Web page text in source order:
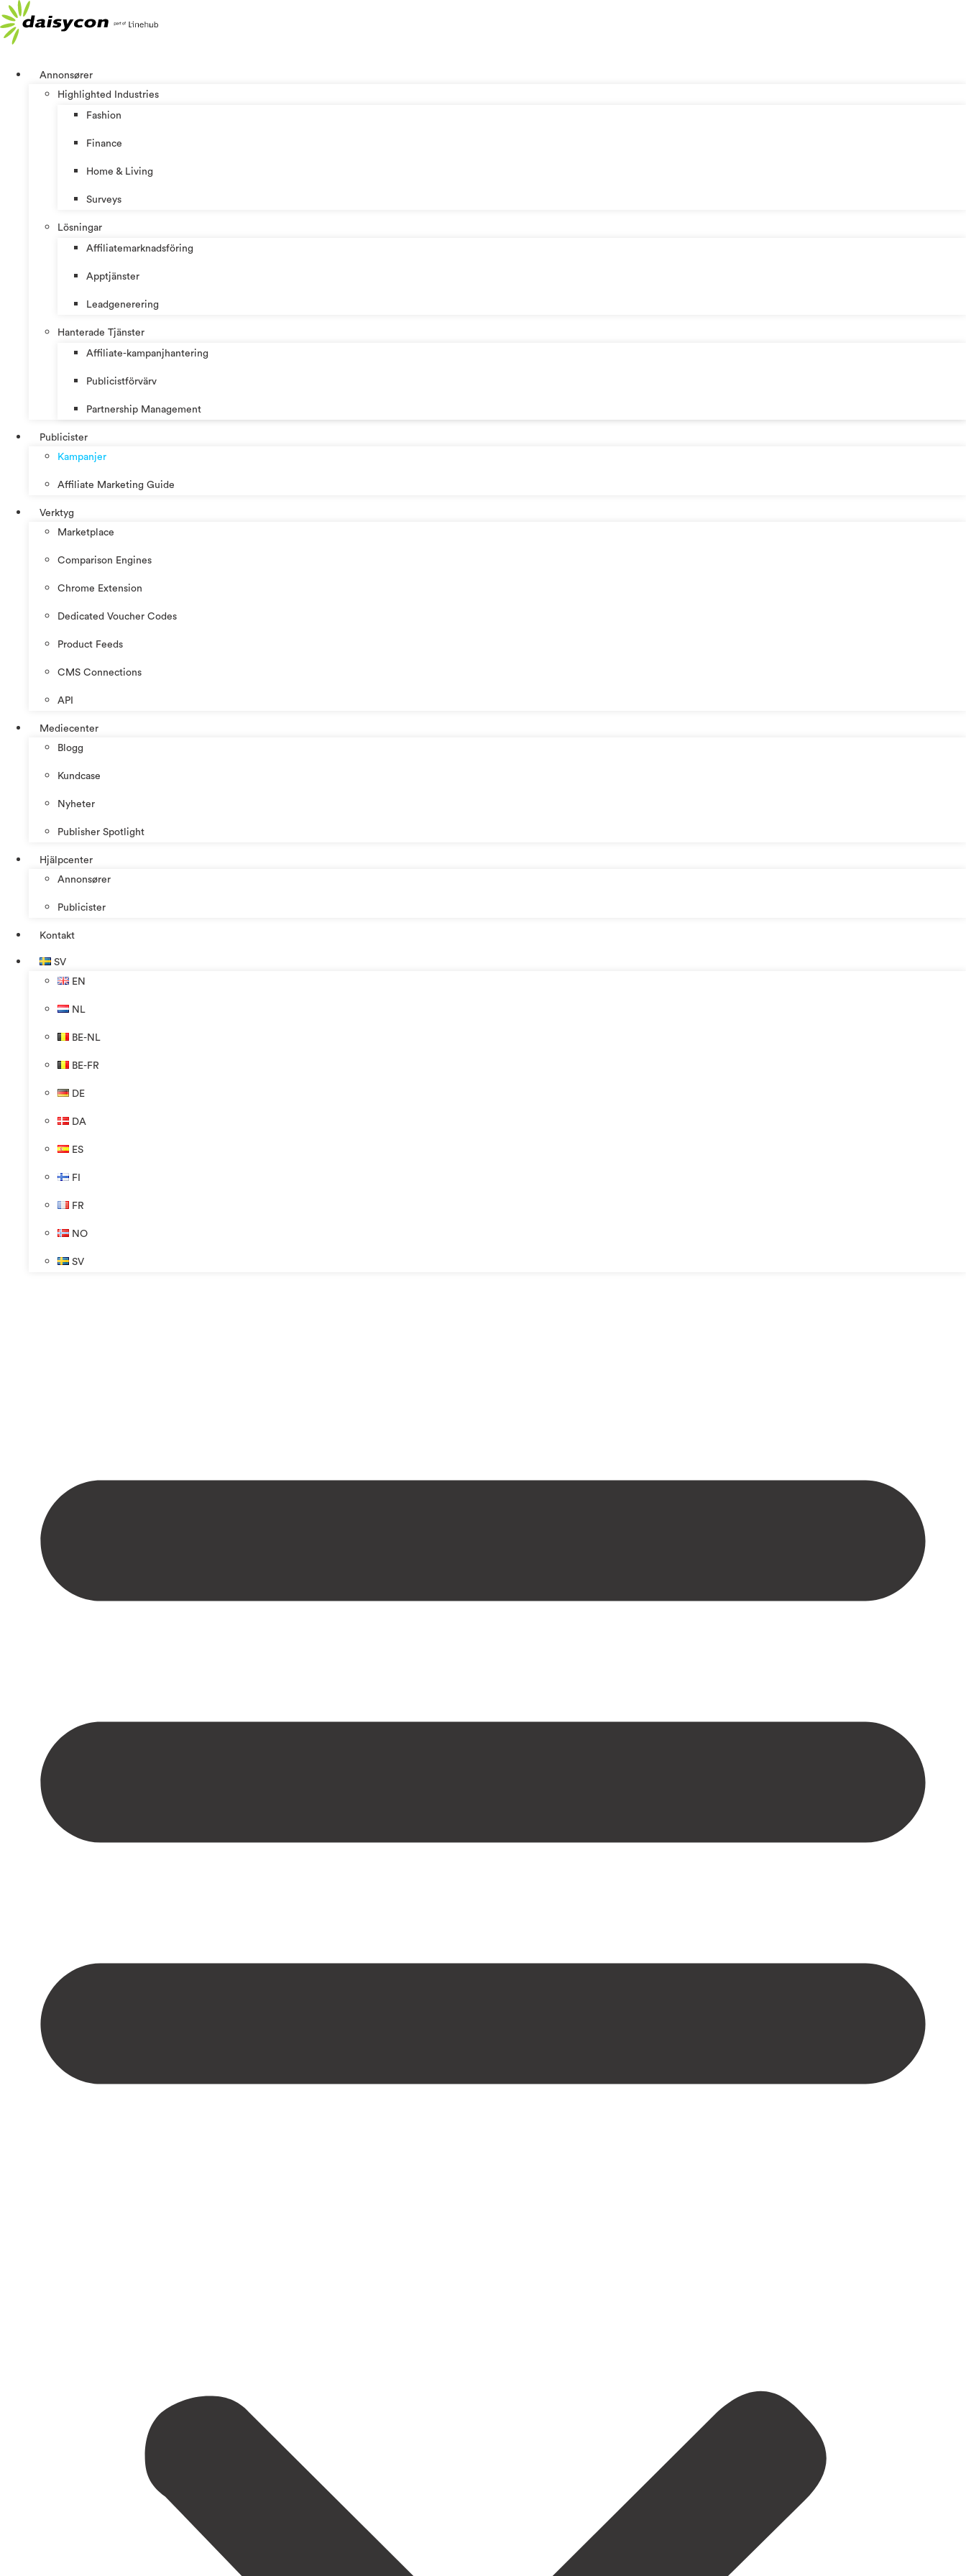
Hoppa
till
innehåll
Annonsører
Highlighted Industries
Fashion
Finance
Home & Living
Surveys
Lösningar
Affiliatemarknadsföring
Apptjänster
Leadgenerering
Hanterade Tjänster
Affiliate-kampanjhantering
Publicistförvärv
Partnership Management
Publicister
Kampanjer
Affiliate Marketing Guide
Verktyg
Marketplace
Comparison Engines
Chrome Extension
Dedicated Voucher Codes
Product Feeds
CMS Connections
API
Mediecenter
Blogg
Kundcase
Nyheter
Publisher Spotlight
Hjälpcenter
Annonsører
Publicister
Kontakt
SV
EN
NL
BE-NL
BE-FR
DE
DA
ES
FI
FR
NO
SV